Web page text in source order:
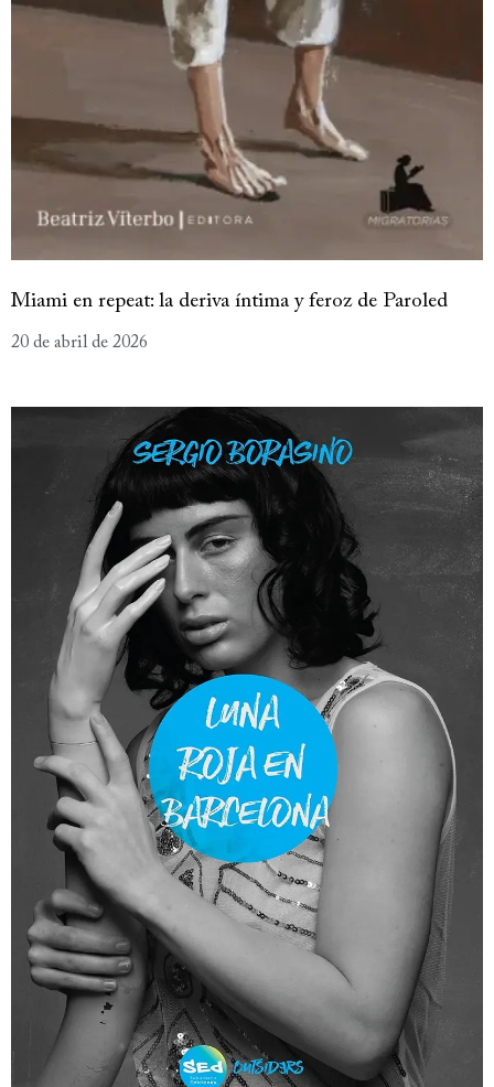
Miami en repeat: la deriva íntima y feroz de Paroled
20 de abril de 2026